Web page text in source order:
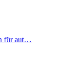
für aut…